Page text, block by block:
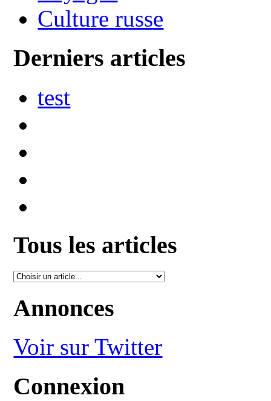
Culture russe
Derniers articles
test
Tous les articles
Annonces
Voir sur Twitter
Connexion